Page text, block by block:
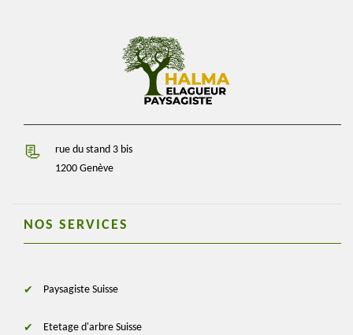
rue du stand 3 bis
1200 Genève
NOS SERVICES
Paysagiste Suisse
Etetage d'arbre Suisse